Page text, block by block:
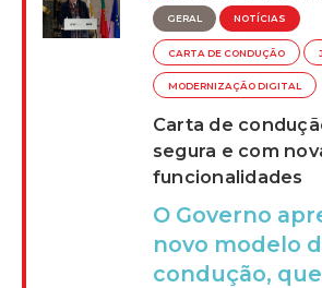
GERAL NOTÍCIAS
CARTA DE CONDUÇÃO
MODERNIZAÇÃO DIGITAL
Carta de
segura e com
funcionalidades
O Governo
novo modelo
condução,